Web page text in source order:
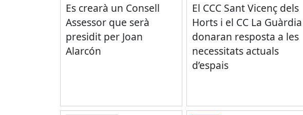
Es crearà un Consell
Assessor que serà
presidit per Joan
Alarcón
El CCC Sant Vicenç dels
Horts i el CC La Guàrdia
donaran resposta a les
necessitats actuals
d’espais